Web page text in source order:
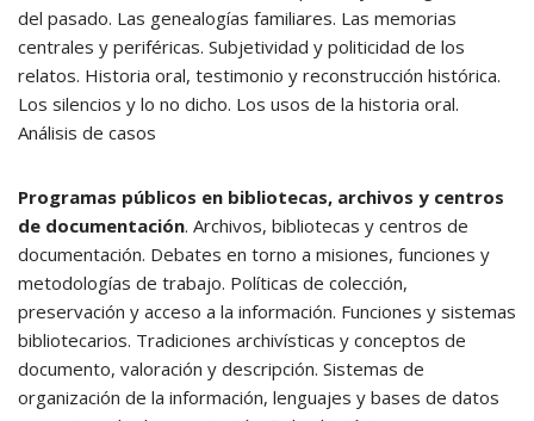
del pasado. Las genealogías familiares. Las memorias
centrales y periféricas. Subjetividad y politicidad de los
relatos. Historia oral, testimonio y reconstrucción histórica.
Los silencios y lo no dicho. Los usos de la historia oral.
Análisis de casos
Programas públicos en bibliotecas, archivos y centros
de documentación. Archivos, bibliotecas y centros de
documentación. Debates en torno a misiones, funciones y
metodologías de trabajo. Políticas de colección,
preservación y acceso a la información. Funciones y sistemas
bibliotecarios. Tradiciones archivísticas y conceptos de
documento, valoración y descripción. Sistemas de
organización de la información, lenguajes y bases de datos